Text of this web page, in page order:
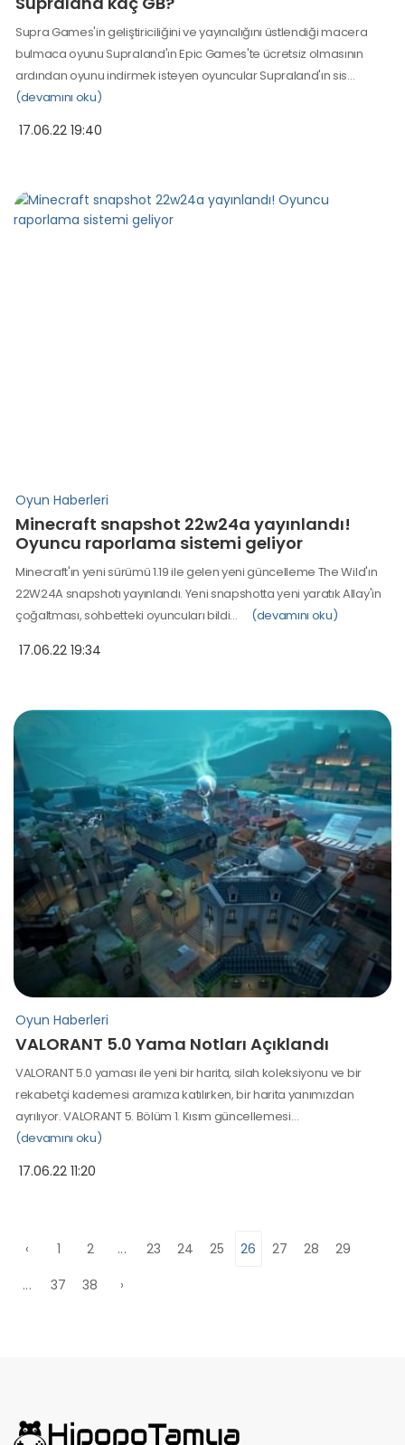
Supra Games'in geliştiriciliğini ve yayıncılığını üstlendiği macera
bulmaca oyunu Supraland'ın Epic Games'te ücretsiz olmasının
ardından oyunu indirmek isteyen oyuncular Supraland'ın sis…
(devamını oku)
17.06.22 19:40
Oyun Haberleri
Minecraft snapshot 22w24a yayınlandı!
Oyuncu raporlama sistemi geliyor
Minecraft'ın yeni sürümü 1.19 ile gelen yeni güncelleme The Wild'ın
22W24A snapshotı yayınlandı. Yeni snapshotta yeni yaratık Allay'in
çoğaltması, sohbetteki oyuncuları bildi…
(devamını oku)
17.06.22 19:34
Oyun Haberleri
VALORANT 5.0 Yama Notları Açıklandı
VALORANT 5.0 yaması ile yeni bir harita, silah koleksiyonu ve bir
rekabetçi kademesi aramıza katılırken, bir harita yanımızdan
ayrılıyor. VALORANT 5. Bölüm 1. Kısım güncellemesi…
(devamını oku)
17.06.22 11:20
‹ 1 2 ... 23 24 25 26 27 28
29
...
37 38 ›